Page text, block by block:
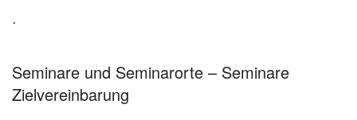
.
Seminare und Seminarorte – Seminare
Zielvereinbarung